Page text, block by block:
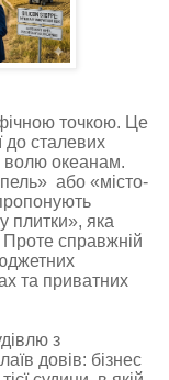
точкою. Це
до сталевих
волю океанам.
або «місто-
плитки», яка
Проте справжній
та приватних
з
довів: бізнес